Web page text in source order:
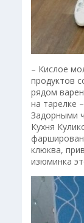
– Кислое
продуктов
рядом
на тарелке
Задорными
Кухня
клюква,
изюминка